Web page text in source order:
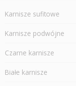
Karnisze sufitowe
Karnisze podwójne
Czarne karnisze
Białe karnisze